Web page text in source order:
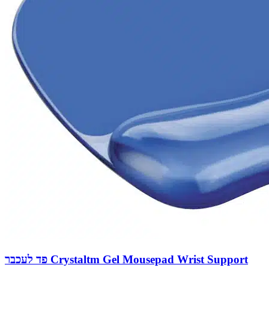
פד לעכבר Crystaltm Gel Mousepad Wrist Support